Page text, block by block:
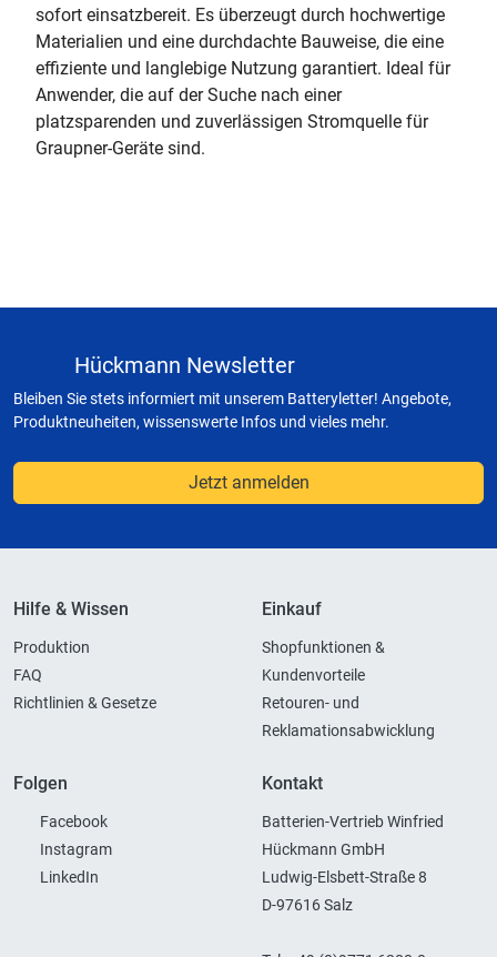
sofort einsatzbereit. Es überzeugt durch hochwertige
Materialien und eine durchdachte Bauweise, die eine
effiziente und langlebige Nutzung garantiert. Ideal für
Anwender, die auf der Suche nach einer
platzsparenden und zuverlässigen Stromquelle für
Graupner-Geräte sind.
Hückmann Newsletter
Bleiben Sie stets informiert mit unserem Batteryletter! Angebote,
Produktneuheiten, wissenswerte Infos und vieles mehr.
Jetzt anmelden
Hilfe & Wissen
Produktion
FAQ
Richtlinien & Gesetze
Einkauf
Shopfunktionen &
Kundenvorteile
Retouren- und
Reklamationsabwicklung
Folgen
Facebook
Instagram
LinkedIn
Kontakt
Batterien-Vertrieb Winfried
Hückmann GmbH
Ludwig-Elsbett-Straße 8
D-97616 Salz